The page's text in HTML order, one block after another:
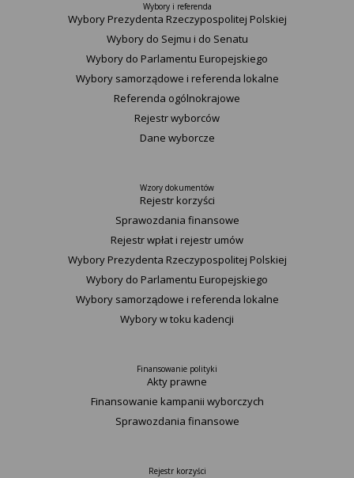
Wybory i referenda
Wybory Prezydenta Rzeczypospolitej Polskiej
Wybory do Sejmu i do Senatu
Wybory do Parlamentu Europejskiego
Wybory samorządowe i referenda lokalne
Referenda ogólnokrajowe
Rejestr wyborców
Dane wyborcze
Wzory dokumentów
Rejestr korzyści
Sprawozdania finansowe
Rejestr wpłat i rejestr umów
Wybory Prezydenta Rzeczypospolitej Polskiej
Wybory do Parlamentu Europejskiego
Wybory samorządowe i referenda lokalne
Wybory w toku kadencji
Finansowanie polityki
Akty prawne
Finansowanie kampanii wyborczych
Sprawozdania finansowe
Rejestr korzyści